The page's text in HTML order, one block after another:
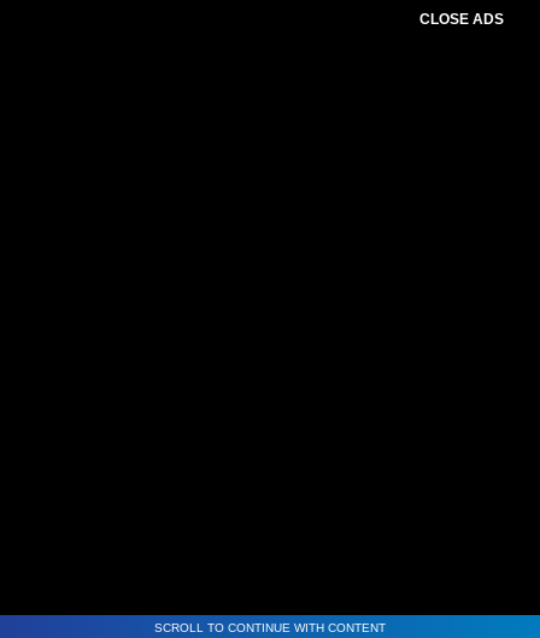
CLOSE ADS
SCROLL TO CONTINUE WITH CONTENT